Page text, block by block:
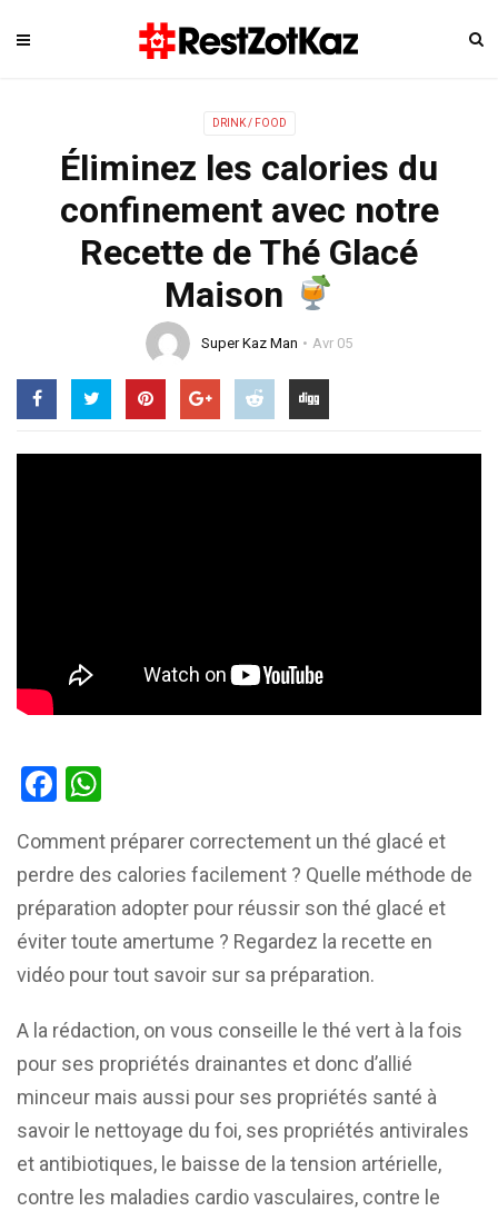
DRINK / FOOD
Éliminez les calories du
confinement avec notre
Recette de Thé Glacé
Maison
Super Kaz Man Avr 05
Facebook
Comment préparer correctement un thé glacé et
perdre des calories facilement ? Quelle méthode de
préparation adopter pour réussir son thé glacé et
éviter toute amertume ? Regardez la recette en
vidéo pour tout savoir sur sa préparation.
A la rédaction, on vous conseille le thé vert à la fois
pour ses propriétés drainantes et donc d’allié
minceur mais aussi pour ses propriétés santé à
savoir le nettoyage du foi, ses propriétés antivirales
et antibiotiques, le baisse de la tension artérielle,
contre les maladies cardio vasculaires, contre le